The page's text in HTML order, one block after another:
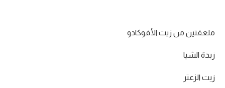
ملعقتين من زيت الأفوكادو
زبدة الشيا
زيت الزعتر